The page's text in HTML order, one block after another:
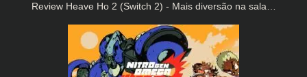
Review Heave Ho 2 (Switch 2) - Mais diversão na sala…